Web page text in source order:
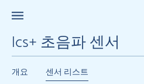
lcs+ 초음파 센서
개요 센서 리스트